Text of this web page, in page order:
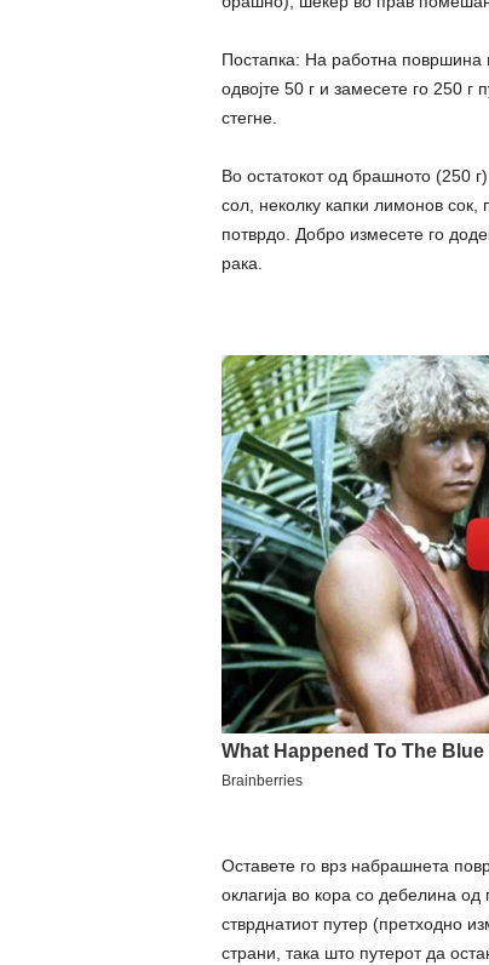
Постапка: На работна површина
одвојте 50 г и замесете го 250
стегне.
Во остатокот од брашното (250
сол, неколку капки лимонов сок,
потврдо. Добро измесете го
рака.
Оставете го врз набрашнета
оклагија во кора со дебелина
стврднатиот путер (претходно
страни, така што путерот да